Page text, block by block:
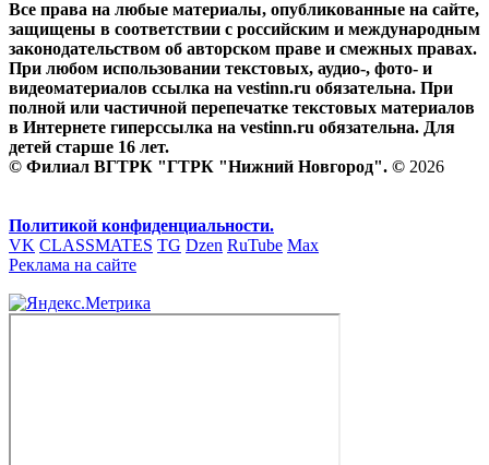
Все права на любые материалы, опубликованные на сайте,
защищены в соответствии с российским и международным
законодательством об авторском праве и смежных правах.
При любом использовании текстовых, аудио-, фото- и
видеоматериалов ссылка на vestinn.ru обязательна. При
полной или частичной перепечатке текстовых материалов
в Интернете гиперссылка на vestinn.ru обязательна. Для
детей старше 16 лет.
© Филиал ВГТРК "ГТРК "Нижний Новгород". © 2026
Политикой конфиденциальности.
VK CLASSMATES TG Dzen RuTube Max
Реклама на сайте